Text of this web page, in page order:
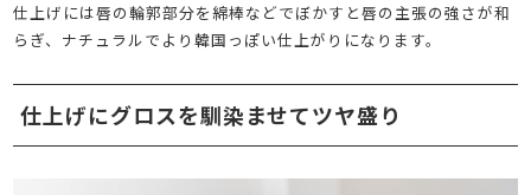
仕上げには唇の輪郭部分を綿棒などでぼかすと唇の主張の強さが和
らぎ、ナチュラルでより韓国っぽい仕上がりになります。
仕上げにグロスを馴染ませてツヤ盛り